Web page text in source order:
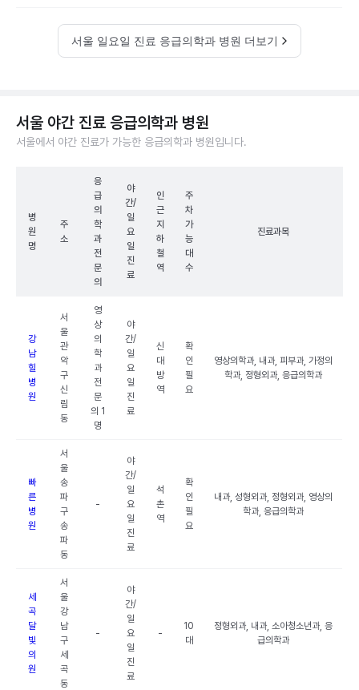
서울 일요일 진료 응급의학과 병원 더보기
서울 야간 진료 응급의학과 병원
서울에서 야간 진료가 가능한 응급의학과 병원입니다.
병
원
명
주
소
응
급
의
학
과
전
문
의
야
간/
일
요
일
진
료
인
근
지
하
철
역
주
차
가
능
대
수
진료과목
강
남
힐
병
원
서
울
관
악
구
신
림
동
영
상
의
학
과
전
문
의 1
명
야
간/
일
요
일
진
료
신
대
방
역
확
인
필
요
영상의학과, 내과, 피부과, 가정의
학과, 정형외과, 응급의학과
빠
른
병
원
서
울
송
파
구
송
파
동
-
야
간/
일
요
일
진
료
석
촌
역
확
인
필
요
내과, 성형외과, 정형외과, 영상의
학과, 응급의학과
세
곡
달
빛
의
원
서
울
강
남
구
세
곡
동
-
야
간/
일
요
일
진
료
-
10
대
정형외과, 내과, 소아청소년과, 응
급의학과